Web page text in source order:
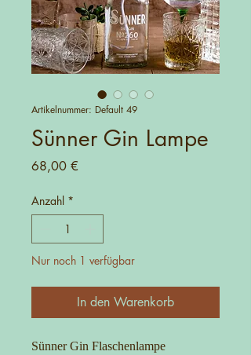
Artikelnummer: Default 49
Sünner Gin Lampe
68,00 €
Anzahl *
Nur noch 1 verfügbar
In den Warenkorb
Sünner Gin Flaschenlampe